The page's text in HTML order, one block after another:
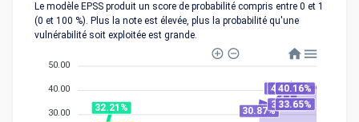
Le modèle EPSS produit un score de probabilité compris entre 0 et 1
(0 et 100 %). Plus la note est élevée, plus la probabilité qu'une
vulnérabilité soit exploitée est grande.
50.00
40.00
30.00
32.21%
30.87%
40.16%
33.65%
40.16%
33.65%
40.16%